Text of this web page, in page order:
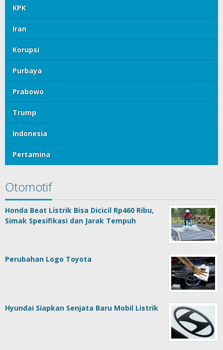
KPK
Iran
Korupsi
Purbaya
Prabowo
Trump
Indonesia
Pertamina
Otomotif
Honda Beat Listrik Bisa Dicicil Rp460 Ribu,
Simak Spesifikasi dan Jarak Tempuh
Perubahan Logo Toyota
Hyundai Siapkan Senjata Baru Mobil Listrik